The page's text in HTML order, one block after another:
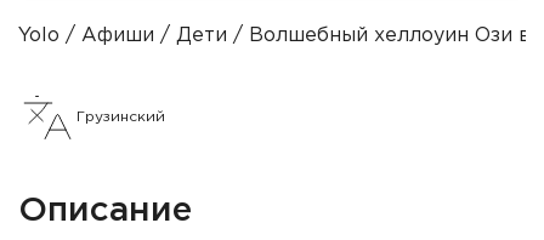
Yolo Афиши Дети Волшебный хеллоуин Ози в
Грузинский
Описание